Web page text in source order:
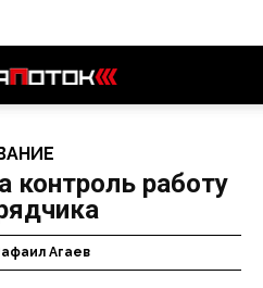
контроль работу
Агаев